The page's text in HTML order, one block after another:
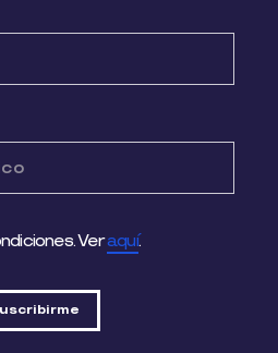
Veraquí.